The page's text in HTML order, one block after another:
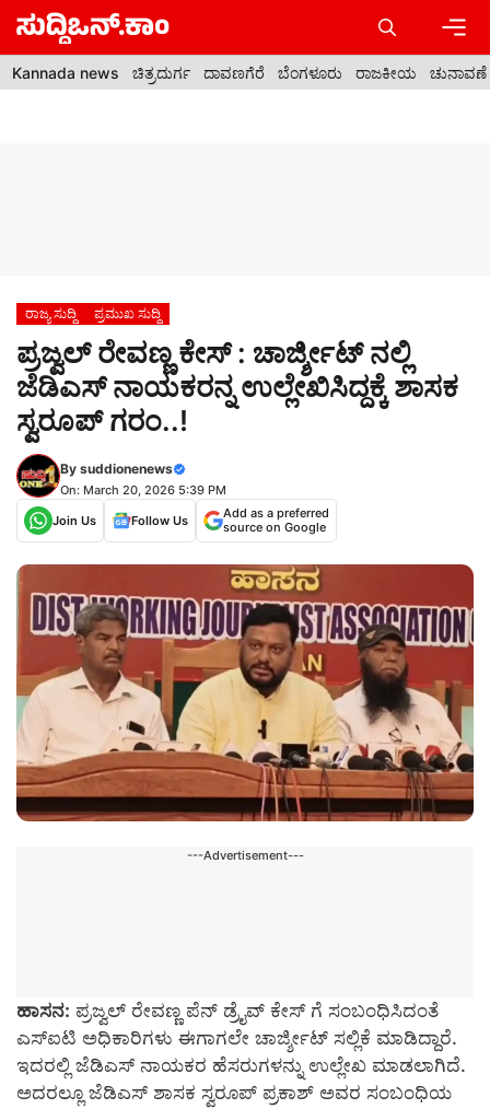
Skip
content
Kannada news ಚಿತ್ರದುರ್ಗ ದಾವಣಗೆರೆ ಬೆಂಗಳೂರು ರಾಜಕೀಯ ಚುನಾವಣೆ
ರಾಜ್ಯ ಸುದ್ದಿ ಪ್ರಮುಖ ಸುದ್ದಿ
ಪ್ರಜ್ವಲ್ ರೇವಣ್ಣ ಕೇಸ್ : ಚಾರ್ಜ್ಶೀಟ್ ನಲ್ಲಿ
ಜೆಡಿಎಸ್ ನಾಯಕರನ್ನ ಉಲ್ಲೇಖಿಸಿದ್ದಕ್ಕೆ ಶಾಸಕ
ಸ್ವರೂಪ್ ಗರಂ..!
By suddionenews
On: March 20, 2026 5:39 PM
Join Us
Follow Us
Add as a preferred
source on Google
---Advertisement---
ಹಾಸನ: ಪ್ರಜ್ವಲ್ ರೇವಣ್ಣ ಪೆನ್ ಡ್ರೈವ್ ಕೇಸ್ ಗೆ ಸಂಬಂಧಿಸಿದಂತೆ
ಎಸ್ಐಟಿ ಅಧಿಕಾರಿಗಳು ಈಗಾಗಲೇ ಚಾರ್ಜ್ಶೀಟ್ ಸಲ್ಲಿಕೆ ಮಾಡಿದ್ದಾರೆ.
ಇದರಲ್ಲಿ ಜೆಡಿಎಸ್ ನಾಯಕರ ಹೆಸರುಗಳನ್ನು ಉಲ್ಲೇಖ ಮಾಡಲಾಗಿದೆ.
ಅದರಲ್ಲೂ ಜೆಡಿಎಸ್ ಶಾಸಕ ಸ್ವರೂಪ್ ಪ್ರಕಾಶ್ ಅವರ ಸಂಬಂಧಿಯ